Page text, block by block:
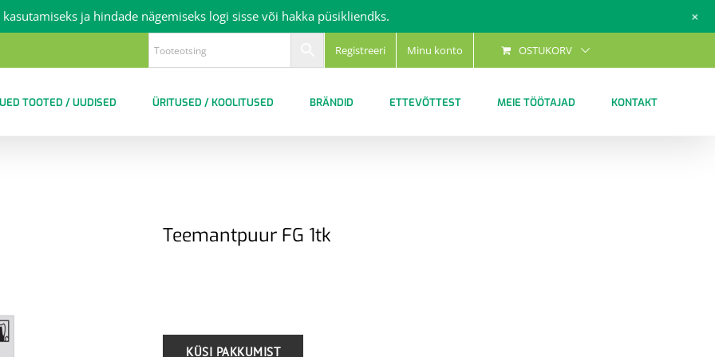
Registreeri Minu konto OSTUKORV
TOOTED / UUDISED ÜRITUSED / KOOLITUSED BRÄNDID ETTEVÕTTEST MEIE TÖÖTAJAD KONTAKT
Teemantpuur FG 1tk
kasutamiseks ja hindade nägemiseks logi sisse või hakka püsikliendks. +